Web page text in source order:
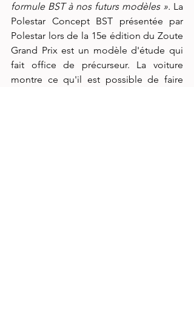
formule BST à nos futurs modèles ». La
Polestar Concept BST présentée par
Polestar lors de la 15e édition du Zoute
Grand Prix est un modèle d'étude qui
fait office de précurseur. La voiture
montre ce qu'il est possible de faire